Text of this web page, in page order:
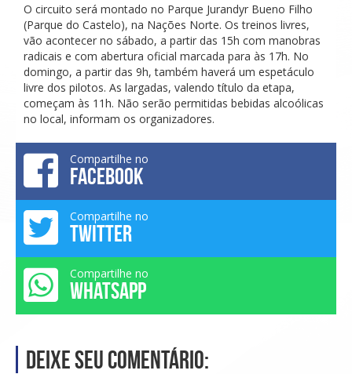
O circuito será montado no Parque Jurandyr Bueno Filho
(Parque do Castelo), na Nações Norte. Os treinos livres,
vão acontecer no sábado, a partir das 15h com manobras
radicais e com abertura oficial marcada para às 17h. No
domingo, a partir das 9h, também haverá um espetáculo
livre dos pilotos. As largadas, valendo título da etapa,
começam às 11h. Não serão permitidas bebidas alcoólicas
no local, informam os organizadores.
Compartilhe no
FACEBOOK
Compartilhe no
TWITTER
Compartilhe no
WHATSAPP
Deixe seu comentário: